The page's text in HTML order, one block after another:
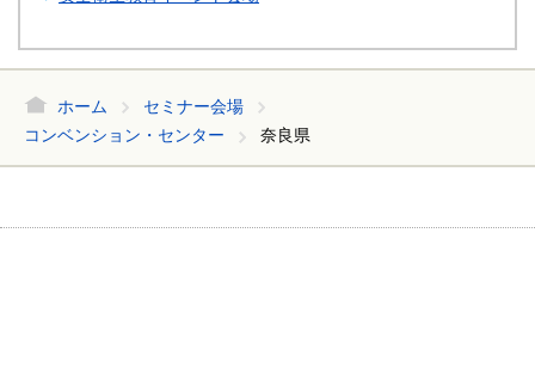
ホーム
セミナー会場
コンベンション・センター
奈良県